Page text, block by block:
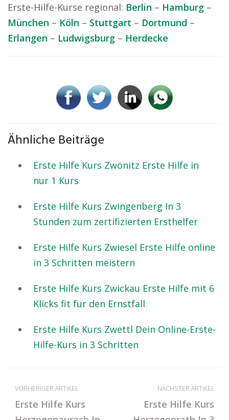
Erste-Hilfe-Kurse regional: Berlin – Hamburg –
München – Köln – Stuttgart – Dortmund –
Erlangen – Ludwigsburg – Herdecke
Ähnliche Beiträge
Erste Hilfe Kurs Zwönitz Erste Hilfe in
nur 1 Kurs
Erste Hilfe Kurs Zwingenberg In 3
Stunden zum zertifizierten Ersthelfer
Erste Hilfe Kurs Zwiesel Erste Hilfe online
in 3 Schritten meistern
Erste Hilfe Kurs Zwickau Erste Hilfe mit 6
Klicks fit für den Ernstfall
Erste Hilfe Kurs Zwettl Dein Online-Erste-
Hilfe-Kurs in 3 Schritten
VORHERIGER ARTIKEL
Erste Hilfe Kurs
NÄCHSTER ARTIKEL
Erste Hilfe Kurs